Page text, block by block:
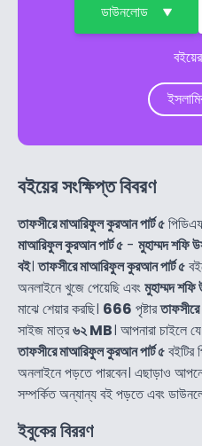
ডাউনলোড
বইয়ের সংক্ষিপ্ত বিবরণ
তাফসীরে মাআরিফুল কুরআন পার্ট ৫
মাআরিফুল কুরআন পার্ট ৫ - মুহাম্মদ শফি
বই।তাফসীরে মাআরিফুল কুরআন পার্ট ৫
অনলাইনে খুজে পেয়েছি এবংমুহাম্মদ শফি
মাঝে শেয়ার করছি। 666 পৃষ্টার
সাইজ মাত্র৬২ MB। আপনারা চাইলে
তাফসীরে মাআরিফুল কুরআন পার্ট ৫
অনলাইনে পড়তে পারবেন। এছাড়াও
সম্পর্কিত অন্যান্য বই পড়তে এবং
ইবুকের বিররণ